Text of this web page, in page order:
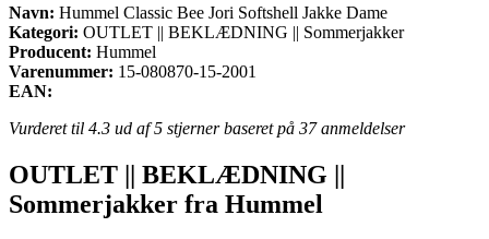
Navn: Hummel Classic Bee Jori Softshell Jakke Dame
Kategori: OUTLET || BEKLÆDNING || Sommerjakker
Producent: Hummel
Varenummer: 15-080870-15-2001
EAN:
Vurderet til 4.3 ud af 5 stjerner baseret på 37anmeldelser
OUTLET || BEKLÆDNING ||
Sommerjakker fra Hummel